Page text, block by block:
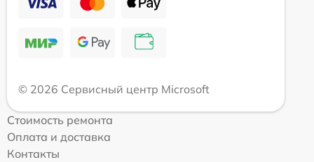
© 2026 Сервисный центр Microsoft
Стоимость ремонта
Оплата и доставка
Контакты